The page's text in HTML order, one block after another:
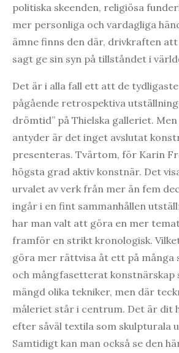
politiska skeenden, religiösa
mer personliga och vardagliga
ämne finns den där, drivkraften
sagt ge sin syn på tillståndet i
Det är i alla fall ett att de
pågående retrospektiva
drömtid” på Thielska galleriet.
antyder är det inget avslutat
presenteras. Tvärtom, för Karin
högsta grad aktiv konstnär. Det
urvalet av verk från mer än fem
ingår i en fint sammanhållen
har man valt att göra en mer
framför en strikt kronologisk.
göra mer rättvisa åt ett på
och mångfasetterat konstnärskap
mängd olika tekniker, men där
måleriet står i centrum. Det är dit
efter såväl textila som skulpturala
Samtidigt kan man också se den